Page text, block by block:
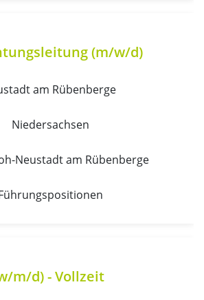
(m/w/d)
am Rübenberge
Niedersachsen
Neustadt am Rübenberge
m/d) - Vollzeit